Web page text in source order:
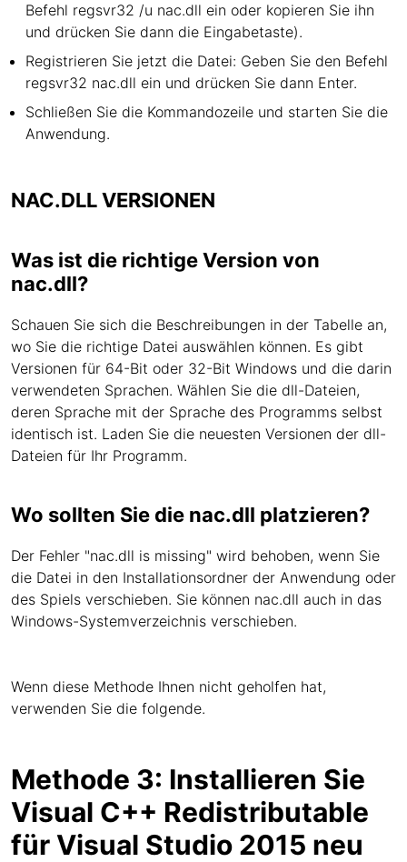
Befehl regsvr32 /u nac.dll ein oder kopieren Sie ihn
und drücken Sie dann die Eingabetaste).
Registrieren Sie jetzt die Datei: Geben Sie den Befehl
regsvr32 nac.dll ein und drücken Sie dann Enter.
Schließen Sie die Kommandozeile und starten Sie die
Anwendung.
NAC.DLL VERSIONEN
Was ist die richtige Version von
nac.dll?
Schauen Sie sich die Beschreibungen in der Tabelle an,
wo Sie die richtige Datei auswählen können. Es gibt
Versionen für 64-Bit oder 32-Bit Windows und die darin
verwendeten Sprachen. Wählen Sie die dll-Dateien,
deren Sprache mit der Sprache des Programms selbst
identisch ist. Laden Sie die neuesten Versionen der dll-
Dateien für Ihr Programm.
Wo sollten Sie die nac.dll platzieren?
Der Fehler "nac.dll is missing" wird behoben, wenn Sie
die Datei in den Installationsordner der Anwendung oder
des Spiels verschieben. Sie können nac.dll auch in das
Windows-Systemverzeichnis verschieben.
Wenn diese Methode Ihnen nicht geholfen hat,
verwenden Sie die folgende.
Methode 3: Installieren Sie
Visual C++ Redistributable
für Visual Studio 2015 neu